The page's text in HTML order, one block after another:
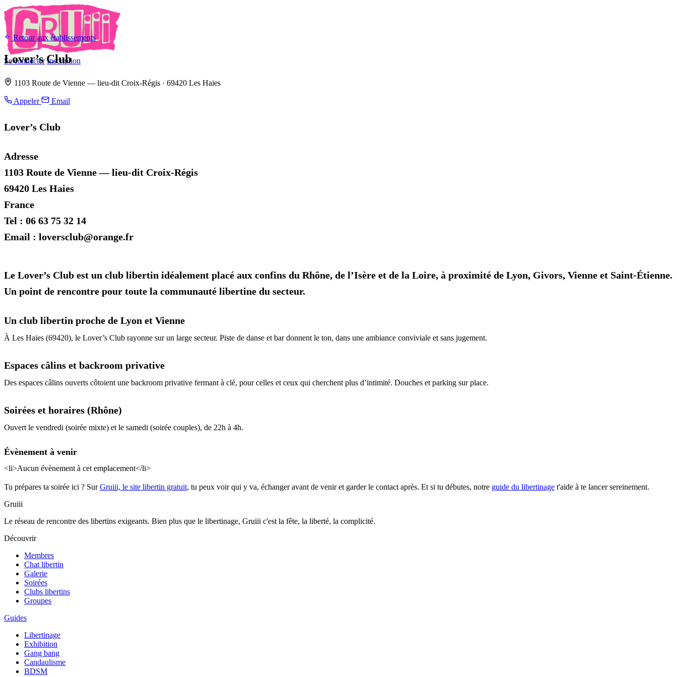
Se connecter Inscription
Retour aux établissements
Lover’s Club
1103 Route de Vienne — lieu-dit Croix-Régis · 69420 Les Haies
Appeler Email
Lover’s Club
Adresse
1103 Route de Vienne — lieu-dit Croix-Régis
69420 Les Haies
France
Tel : 06 63 75 32 14
Email : loversclub@orange.fr
Le Lover’s Club est un club libertin idéalement placé aux confins du Rhône, de l’Isère et de la Loire, à proximité de Lyon, Givors, Vienne et Saint-Étienne.
Un point de rencontre pour toute la communauté libertine du secteur.
Un club libertin proche de Lyon et Vienne
À Les Haies (69420), le Lover’s Club rayonne sur un large secteur. Piste de danse et bar donnent le ton, dans une ambiance conviviale et sans jugement.
Espaces câlins et backroom privative
Des espaces câlins ouverts côtoient une backroom privative fermant à clé, pour celles et ceux qui cherchent plus d’intimité. Douches et parking sur place.
Soirées et horaires (Rhône)
Ouvert le vendredi (soirée mixte) et le samedi (soirée couples), de 22h à 4h.
Évènement à venir
<li>Aucun évènement à cet emplacement</li>
Tu prépares ta soirée ici ? SurGruiii, le site libertin gratuit, tu peux voir qui y va, échanger avant de venir et garder le contact après. Et si tu débutes, notre guide du libertinage t'aide à te lancer sereinement.
Gruiii
Le réseau de rencontre des libertins exigeants. Bien plus que le libertinage, Gruiii c'est la fête, la liberté, la complicité.
Découvrir
Membres
Chat libertin
Galerie
Soirées
Clubs libertins
Groupes
Guides
Libertinage
Exhibition
Gang bang
Candaulisme
BDSM